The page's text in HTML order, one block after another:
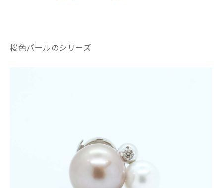
桜色パールのシリーズ